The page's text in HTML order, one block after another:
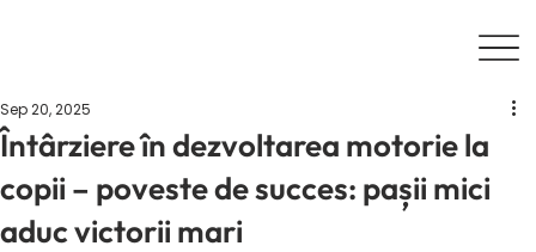
Întârziere în dezvoltarea motorie la
copii – poveste de succes: pașii mici
aduc victorii mari
Sep 20, 2025